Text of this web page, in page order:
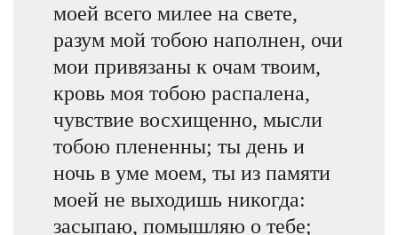
моей всего милее на свете,
разум мой тобою наполнен, очи
мои привязаны к очам твоим,
кровь моя тобою распалена,
чувствие восхищенно, мысли
тобою плененны; ты день и
ночь в уме моем, ты из памяти
моей не выходишь никогда:
засыпаю, помышляю о тебе;